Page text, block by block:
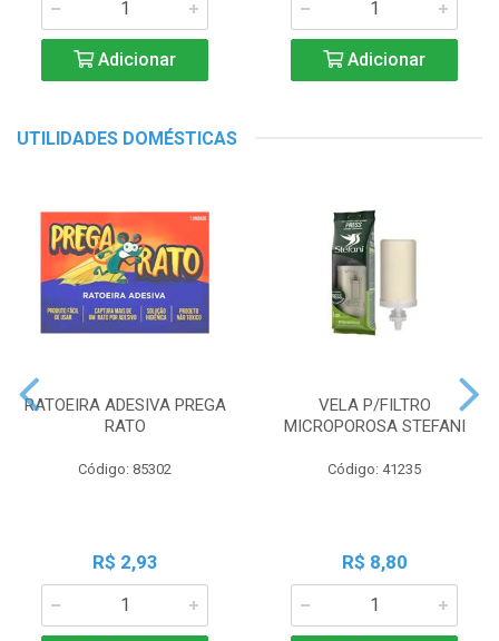
Adicionar Adicionar
UTILIDADES DOMÉSTICAS
RATOEIRA ADESIVA PREGA
RATO
Código: 85302
R$ 2,93
VELA P/FILTRO
MICROPOROSA STEFANI
Código: 41235
R$ 8,80